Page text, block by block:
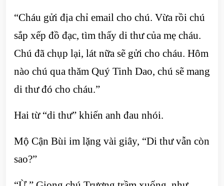
“Cháu gửi địa chỉ email cho chú. Vừa rồi chú
sắp xếp đồ đạc, tìm thấy di thư của mẹ cháu.
Chú đã chụp lại, lát nữa sẽ gửi cho cháu. Hôm
nào chú qua thăm Quý Tinh Dao, chú sẽ mang
di thư đó cho cháu.”
Hai từ “di thư” khiến anh đau nhói.
Mộ Cận Bùi im lặng vài giây, “Di thư vẫn còn
sao?”